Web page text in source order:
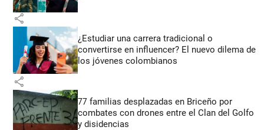
share
¿Estudiar una carrera tradicional o
convertirse en influencer? El nuevo dilema de
los jóvenes colombianos
share
77 familias desplazadas en Briceño por
combates con drones entre el Clan del Golfo
y disidencias